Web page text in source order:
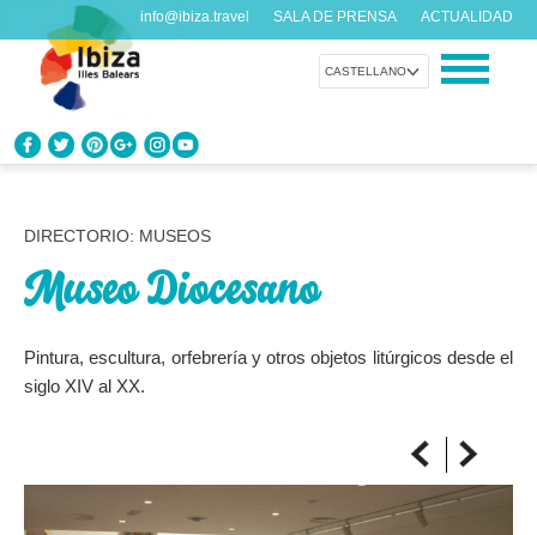
CASTELLANO
info@ibiza.travel SALA DE PRENSA ACTUALIDAD
DISFRUTA IBIZA
Propuestas para todos los gustos
AGENDA
DIRECTORIO: MUSEOS
Museo Diocesano
Pintura, escultura, orfebrería y otros objetos litúrgicos desde el
siglo XIV al XX.